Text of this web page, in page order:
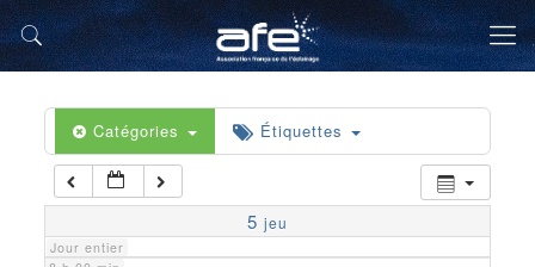
Catégories Étiquettes
5 jeu
Jour entier
5 h 00 min
6 h 00 min
7 h 00 min